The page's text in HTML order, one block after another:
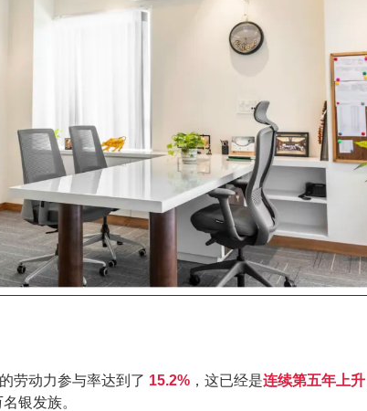
劳动力参与率达到了 15.2% ，这已经是连续第五年上升
银发族。